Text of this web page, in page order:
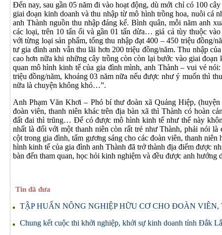
Đến nay, sau gần 05 năm đi vào hoạt động, dù mới chỉ có 100
giai đoạn kinh doanh và thu nhập từ mô hình trồng hoa, nuôi cá
anh Thành nguồn thu nhập đáng kể. Bình quân, mỗi năm anh
các loại, trên 10 tấn ổi và gần 01 tấn dừa… giá cả tùy thuộc
với từng loại sản phẩm, tổng thu nhập đạt 400 – 450 triệu đồng/
tư gia đình anh vẫn thu lãi hơn 200 triệu đồng/năm. Thu nhập
cao hơn nữa khi những cây trồng còn còn lại bước vào giai đoạn
quan mô hình kinh tế của gia đình mình, anh Thành – vui vẻ
triệu đồng/năm, khoảng 03 năm nữa nếu được như ý muốn thì
nữa là chuyện không khó…”.
Anh Phạm Văn Khơi – Phó bí thư đoàn xã Quảng Hiệp,
đoàn viên, thanh niên khác trên địa bàn xã thì Thành có hoàn
đất đai thì trũng… Để có được mô hình kinh tế như thế này
nhất là đối với một thanh niên còn rất trẻ như Thành, phải nói là
cột trong gia đình, tấm gương sáng cho các đoàn viên, thanh
hình kinh tế của gia đình anh Thành đã trở thành địa điểm được
bàn đến tham quan, học hỏi kinh nghiệm và đều được anh hướng
Tin đã đưa
TẬP HUẤN NÔNG NGHIỆP HỮU CƠ CHO ĐOÀN
Chung kết cuộc thi khởi nghiệp, khởi sự kinh doanh tỉnh Đắk